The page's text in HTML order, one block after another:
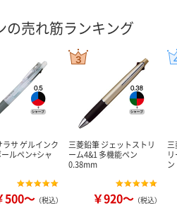
の売れ筋ランキング
ラサ ゲルインク
ルペン+シャ
500～ （税込）
三菱鉛筆 ジェットストリ
ーム4&1 多機能ペン
0.38mm
￥920～ （税込）